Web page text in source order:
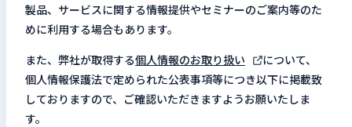
製品、サービスに関する情報提供やセミナーのご案内等のた
めに利用する場合もあります。
また、弊社が取得する個人情報のお取り扱い
について、
個人情報保護法で定められた公表事項等につき以下に掲載致
しておりますので、ご確認いただきますようお願いたしま
す。